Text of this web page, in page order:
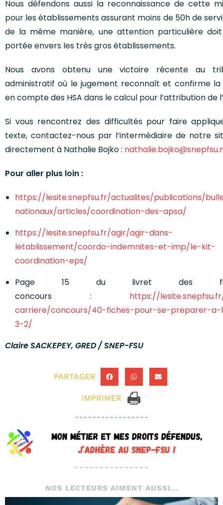
Nous défendons aussi la reconnaissance de cette
pour les établissements assurant moins de 50h de
de la même manière, une attention particulière
portée envers les très gros établissements.
Nous avons obtenu une victoire récente au
administratif où le jugement reconnaît et confirme la
en compte des HSA dans le calcul pour l’attribution de
Si vous rencontrez des difficultés pour faire
texte, contactez-nous par l’intermédiaire de notre
directement à Nathalie Bojko :
Pour aller plus loin :
https://lesite.snepfsu.fr/actualites/publications/
nationaux/articles/coordination-des-apsa/
https://lesite.snepfsu.fr/agir/agir-dans-
letablissement/coordo-indemnites-et-imp/le-kit-
coordination-eps/
Page 15 du livret des
concours : https://
carriere/concours/40-fiches-pour-se-preparer-
3-2/
Claire SACKEPEY, GRED / SNEP-FSU
PARTAGER
IMPRIMER
NOS LECTEURS AIMENT AUSSI...